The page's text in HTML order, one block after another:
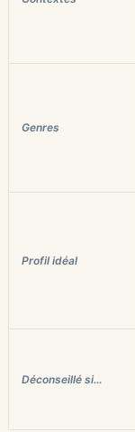
Genres
Profil idéal
Déconseillé si…